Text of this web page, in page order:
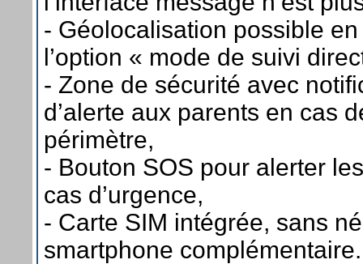
- Géolocalisation possible
l’option « mode de suivi
- Zone de sécurité avec
d’alerte aux parents en cas
périmètre,
- Bouton SOS pour alerter
cas d’urgence,
- Carte SIM intégrée, sans
smartphone complémentaire.